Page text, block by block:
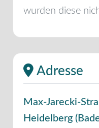
wurden diese
Adresse
Max-Jarecki-
Heidelberg (